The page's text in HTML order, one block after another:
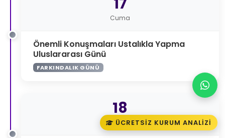
Cuma
Önemli Konuşmaları Ustalıkla Yapma
Uluslararası Günü
FARKINDALIK GÜNÜ
18
Cumartesi
ÜCRETSIZ KURUM ANALIZI